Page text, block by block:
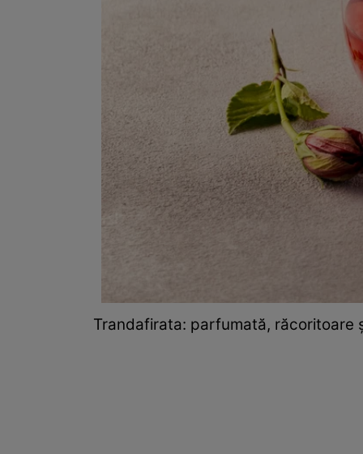
Trandafirata: parfumată, răcoritoare